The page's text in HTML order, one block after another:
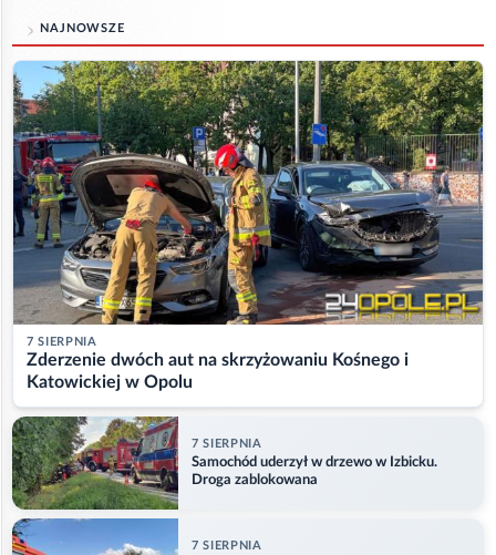
NAJNOWSZE
7 SIERPNIA
Zderzenie dwóch aut na skrzyżowaniu Kośnego i
Katowickiej w Opolu
7 SIERPNIA
Samochód uderzył w drzewo w Izbicku.
Droga zablokowana
7 SIERPNIA